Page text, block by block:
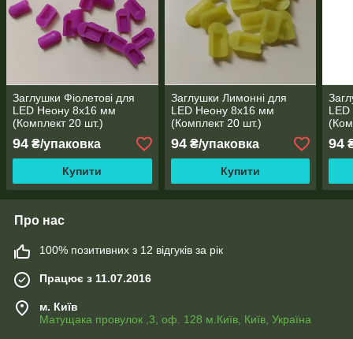
Заглушки Фіолетові для
LED Неону 8х16 мм
(Комплект 20 шт.)
94 ₴/упаковка
Купити
Заглушки Лимонні для
LED Неону 8х16 мм
(Комплект 20 шт.)
94₴/упаковка
Купити
94
Про нас
100% позитивних з 12 відгуків за рік
Працює з 11.07.2016
м. Київ
Матущака провулок ,3, оф. 128 м.Київ, Київ, Україна